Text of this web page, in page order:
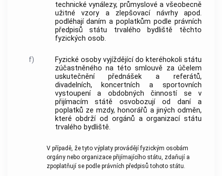
technické vynálezy, průmyslové a všeobecně
užitné vzory a zlepšovací návrhy apod.
podléhají daním a poplatkům podle právních
předpisů státu trvalého bydliště těchto
fyzických osob.
f)
Fyzické osoby vyjíždějící do kteréhokoli státu
zúčastněného na této smlouvě za účelem
uskutečnění přednášek a referátů,
divadelních, koncertních a sportovních
vystoupení a obdobných činností se v
přijímacím státě osvobozují od daní a
poplatků ze mzdy, honorářů a jiných odměn,
které obdrží od orgánů a organizací státu
trvalého bydliště.
V případě, že tyto výplaty provádějí fyzickým osobám
orgány nebo organizace přijímajícího státu, zdaňují a
zpoplatňují se podle právních předpisů tohoto státu.